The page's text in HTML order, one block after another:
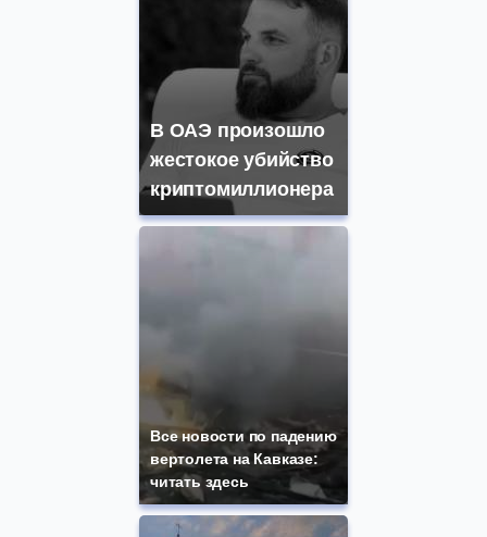
В ОАЭ произошло
жестокое убийство
криптомиллионера
Все новости по падению
вертолета на Кавказе:
читать здесь